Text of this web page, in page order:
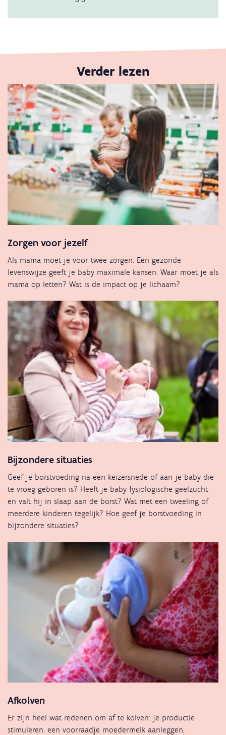
Verder lezen
Zorgen voor jezelf
Als mama moet je voor twee zorgen. Een gezonde
levenswijze geeft je baby maximale kansen. Waar moet je als
mama op letten? Wat is de impact op je lichaam?
Bijzondere situaties
Geef je borstvoeding na een keizersnede of aan je baby die
te vroeg geboren is? Heeft je baby fysiologische geelzucht
en valt hij in slaap aan de borst? Wat met een tweeling of
meerdere kinderen tegelijk? Hoe geef je borstvoeding in
bijzondere situaties?
Afkolven
Er zijn heel wat redenen om af te kolven: je productie
stimuleren, een voorraadje moedermelk aanleggen,